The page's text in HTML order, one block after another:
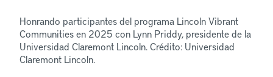
Honrando participantes del programa Lincoln Vibrant
Communities en 2025 con Lynn Priddy, presidente de la
Universidad Claremont Lincoln. Crédito: Universidad
Claremont Lincoln.